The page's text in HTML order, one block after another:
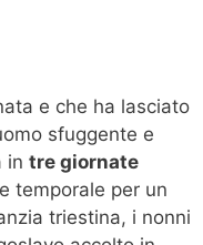
e che ha lasciato
sfuggente e
in tre giornate
temporale per un
triestina, i nonni